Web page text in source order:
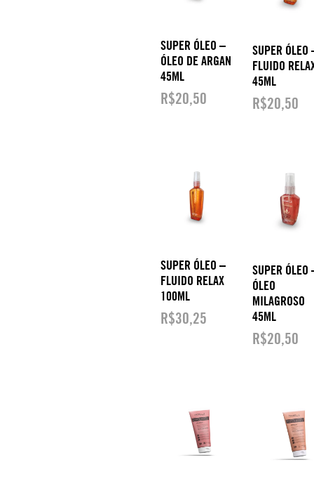
SUPER ÓLEO –
ÓLEO DE ARGAN
45ML
R$20,50
SUPER ÓLEO
FLUIDO
45ML
R$20,50
SUPER ÓLEO –
FLUIDO RELAX
100ML
R$30,25
SUPER ÓLEO
ÓLEO
MILAGROSO
45ML
R$20,50